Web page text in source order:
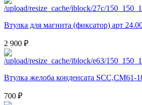
Втулка для магнита (фиксатор) арт
2 900 ₽
Втулка желоба конденсата SCC,CM61-
700 ₽